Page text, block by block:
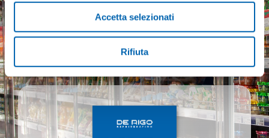
Accetta selezionati
Rifiuta